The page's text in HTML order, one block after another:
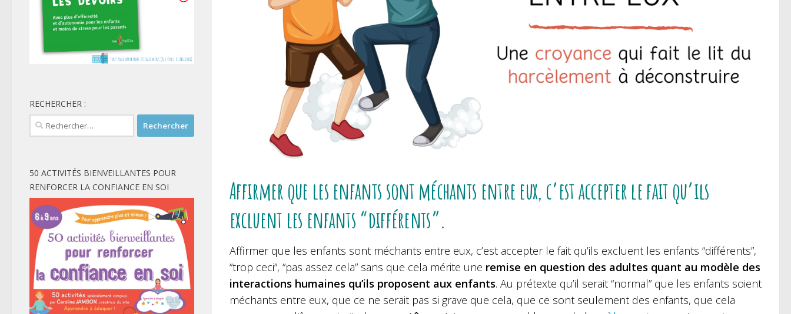
Affirmer que les enfants sont méchants entre eux, c’est accepter le fait qu’ils
excluent les enfants “différents”.
Affirmer que les enfants sont méchants entre eux, c’est accepter le fait qu’ils excluent les enfants “différents”,
“trop ceci”, “pas assez cela” sans que cela mérite une remise en question des adultes quant au modèle des
interactions humaines qu’ils proposent aux enfants. Au prétexte qu’il serait “normal” que les enfants soient
méchants entre eux, que ce ne serait pas si grave que cela, que ce sont seulement des enfants, que cela
RECHERCHER :
Rechercher :
50 ACTIVITÉS BIENVEILLANTES POUR
RENFORCER LA CONFIANCE EN SOI